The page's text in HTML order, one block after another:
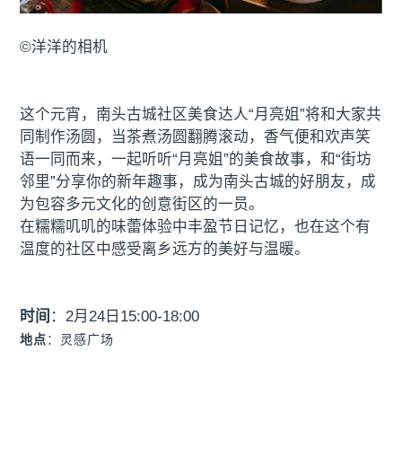
©洋洋的相机
这个元宵，南头古城社区美食达人“月亮姐”将和大家共
同制作汤圆，当茶煮汤圆翻腾滚动，香气便和欢声笑
语一同而来，一起听听“月亮姐”的美食故事，和“街坊
邻里”分享你的新年趣事，成为南头古城的好朋友，成
为包容多元文化的创意街区的一员。
在糯糯叽叽的味蕾体验中丰盈节日记忆，也在这个有
温度的社区中感受离乡远方的美好与温暖。
时间 ：2月24日15:00-18:00
地点 ： 灵感广场